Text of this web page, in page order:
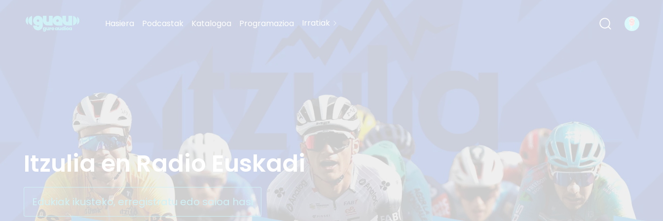
Hasiera Podcastak Katalogoa Programazioa Irratiak
Gaztea
Itzulia en Radio Euskadi
Edukiak ikusteko, erregistratu edo saioa hasi